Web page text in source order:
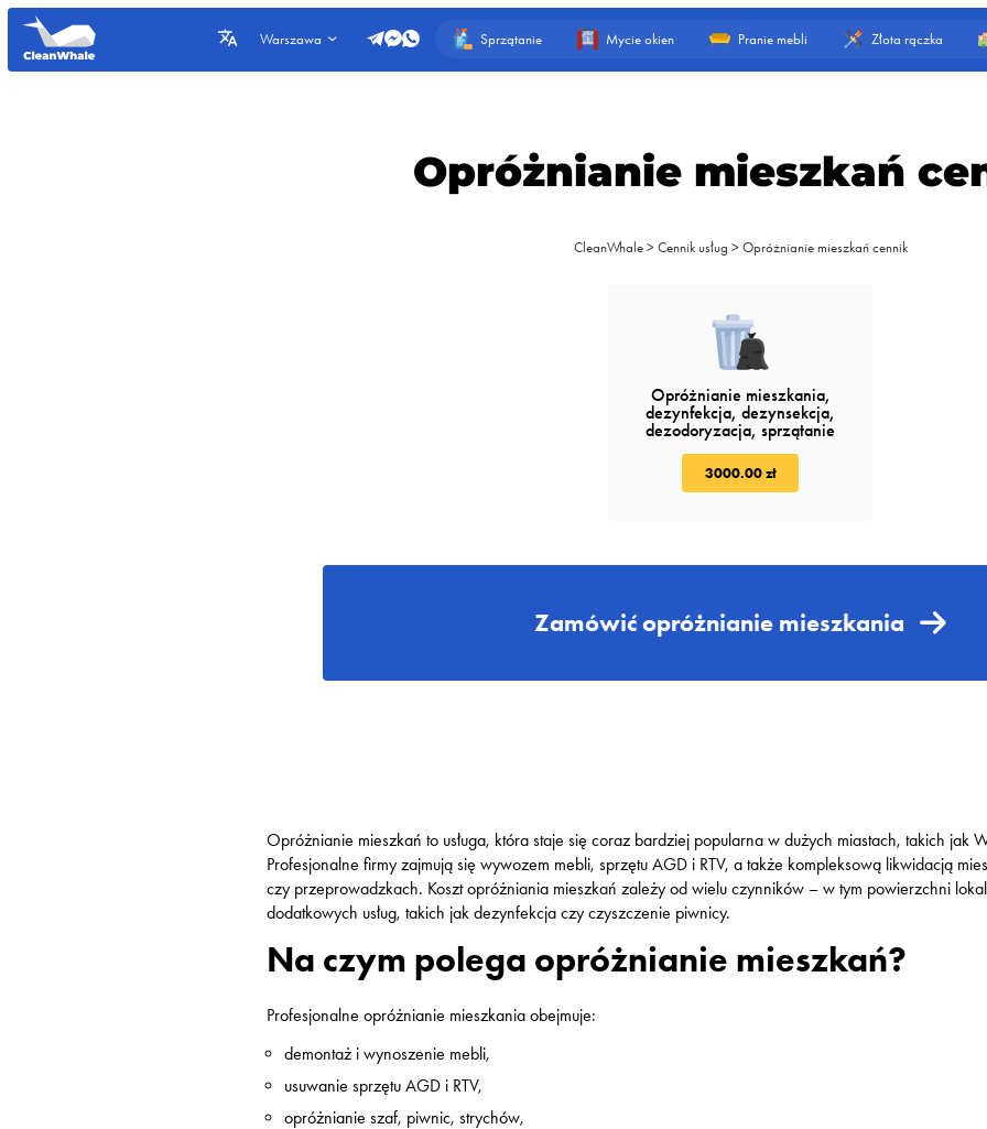
Warszawa Sprzątanie Mycie okien Pranie mebli Złota rączka
Opróżnianie mieszkań
CleanWhale > Cennik usług > Opróżnianie mieszkań cennik
Opróżnianie mieszkania,
dezynfekcja, dezynsekcja,
dezodoryzacja, sprzątanie
3000.00 zł
Zamówić opróżnianie mieszkania
Opróżnianie mieszkań to usługa, która staje się coraz bardziej popularna w dużych miastach, takich jak
Profesjonalne firmy zajmują się wywozem mebli, sprzętu AGD i RTV, a także kompleksową likwidacją
czy przeprowadzkach. Koszt opróżniania mieszkań zależy od wielu czynników – w tym powierzchni
dodatkowych usług, takich jak dezynfekcja czy czyszczenie piwnicy.
Na czym polega opróżnianie mieszkań?
Profesjonalne opróżnianie mieszkania obejmuje:
demontaż i wynoszenie mebli,
usuwanie sprzętu AGD i RTV,
opróżnianie szaf, piwnic, strychów,